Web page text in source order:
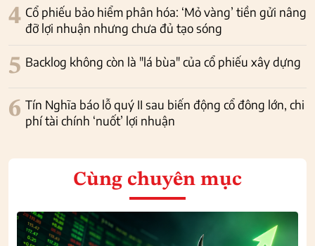
4 Cổ phiếu bảo hiểm phân hóa: ‘Mỏ vàng’ tiền gửi nâng
đỡ lợi nhuận nhưng chưa đủ tạo sóng
5 Backlog không còn là "lá bùa" của cổ phiếu xây dựng
6 Tín Nghĩa báo lỗ quý II sau biến động cổ đông lớn, chi
phí tài chính ‘nuốt’ lợi nhuận
Cùng chuyên mục